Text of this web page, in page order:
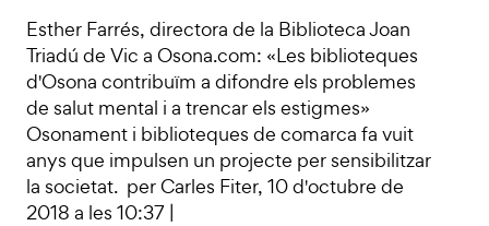
Esther Farrés, directora de la Biblioteca Joan
Triadú de Vic a Osona.com: «Les biblioteques
d'Osona contribuïm a difondre els problemes
de salut mental i a trencar els estigmes»
Osonament i biblioteques de comarca fa vuit
anys que impulsen un projecte per sensibilitzar
la societat. per Carles Fiter, 10 d'octubre de
2018 a les 10:37 |